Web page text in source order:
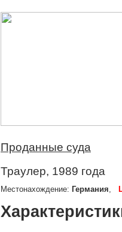
Проданные суда
Траулер, 1989 года
Местонахождение: Германия